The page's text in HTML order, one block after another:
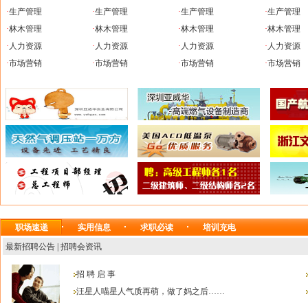
·生产管理 ·生产管理 ·生产管理 ·生产管理
·林木管理 ·林木管理 ·林木管理 ·林木管理
· 人力资源 · 人力资源 · 人力资源 · 人力资源
·市场营销 ·市场营销 ·市场营销 ·市场营销
职场速递 实用信息 求职必读
培训充电
最新招聘公告 招聘会资讯
招 聘 启 事
汪星人喵星人气质再萌，做了妈之后……